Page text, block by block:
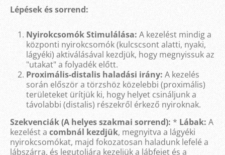
Lépések és sorrend:
Nyirokcsomók Stimulálása: A kezelést mindig a
központi nyirokcsomók (kulcscsont alatti, nyaki,
lágyéki) aktiválásával kezdjük, hogy megnyissuk az
"utakat" a folyadék előtt.
Proximális-distalis haladási irány: A kezelés
során először a törzshöz közelebbi (proximális)
területeket ürítjük ki, hogy helyet csináljunk a
távolabbi (distalis) részekről érkező nyiroknak.
Szekvenciák (A helyes szakmai sorrend): * Lábak: A
kezelést a combnál kezdjük, megnyitva a lágyéki
nyirokcsomókat, majd fokozatosan haladunk lefelé a
lábszárra, és legutoljára kezeljük a lábfejet és a